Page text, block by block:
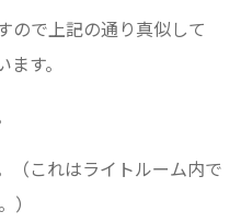
ので上記の通り真似して
す。
（これはライトルーム内で
）